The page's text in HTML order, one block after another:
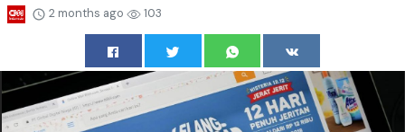
2 months ago 103